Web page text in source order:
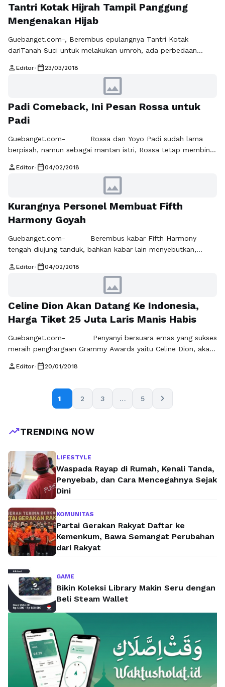
Tantri Kotak Hijrah Tampil Panggung
Mengenakan Hijab
Guebanget.com-, Berembus epulangnya Tantri Kotak
dariTanah Suci untuk melakukan umroh, ada perbedaan
sangat mencolok dari mulai rambutnya yang kini mengenakan
dan memutuskan untuk berhijab untuk menutup aurat sampai
saat ini belum ada pernyataan dari Tantri Kotak. Namun kini
beredar …
person Editor• calendar_today 23/03/2018
image
Padi Comeback, Ini Pesan Rossa untuk
Padi
Guebanget.com- Rossa dan Yoyo Padi sudah lama
berpisah, namun sebagai mantan istri, Rossa tetap membina
Mereka berdua (Rossa, Yoyo) saling memberikan suport
Padi untuk berkarya lagi setelah sekian tahun vakum.
Harapan Rossa eksistensi Padi harus kembali dan tetap ada
…Baca Selengkapnya
person Editor• calendar_today04/02/2018
image
Kurangnya Personel Membuat Fifth
Harmony Goyah
Guebanget.com- Berembus kabar Fifth Harmony
tengah diujung tanduk, bahkan kabar lain menyebutkan,
personel Fifth Harmony. Kabar ini muncul setelah Camila
memilih fokus untuk mengurus pelantun lagu “Havana” itu
dibandingkan dengan Fifth Harmony, Minggu (4/2/2018).
“Studio kini lebih mengurus (fokus) … Baca Selengkapnya
person Editor• calendar_today04/02/2018
image
Celine Dion Akan Datang Ke Indonesia,
Harga Tiket 25 Juta Laris Manis Habis
Guebanget.com- Penyanyi bersuara emas yang sukses
meraih penghargaan Grammy Awards yaitu Celine Dion, akan
On" ini kerap kali memesona dengan penampilannya,
lewat konsernya yang digelar di seluruh dunia. Dalam setiap
aksinya, sang diva selalu menorehkan kenangan indah untuk
person Editor• calendar_today 20/01/2018
1 2 3 … 5 chevron_right
trending_upTRENDING NOW
LIFESTYLE
Waspada Rayap di Rumah, Kenali Tanda,
Penyebab, dan Cara Mencegahnya Sejak
Dini
KOMUNITAS
Partai Gerakan Rakyat Daftar ke
Kemenkum, Bawa Semangat Perubahan
dari Rakyat
GAME
Bikin Koleksi Library Makin Seru dengan
Beli Steam Wallet